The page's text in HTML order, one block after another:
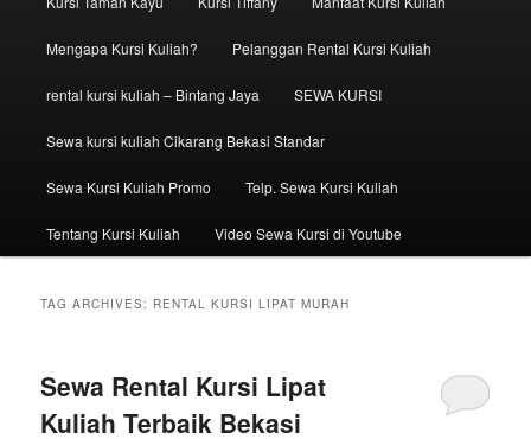
Mengapa Kursi Kuliah? Pelanggan Rental Kursi Kuliah
rental kursi kuliah – Bintang Jaya SEWA KURSI
Sewa kursi kuliah Cikarang Bekasi Standar
Sewa Kursi Kuliah Promo Telp. Sewa Kursi Kuliah
Tentang Kursi Kuliah Video Sewa Kursi di Youtube
TAG ARCHIVES: RENTAL KURSI LIPAT MURAH
Sewa Rental Kursi Lipat
Kuliah Terbaik Bekasi